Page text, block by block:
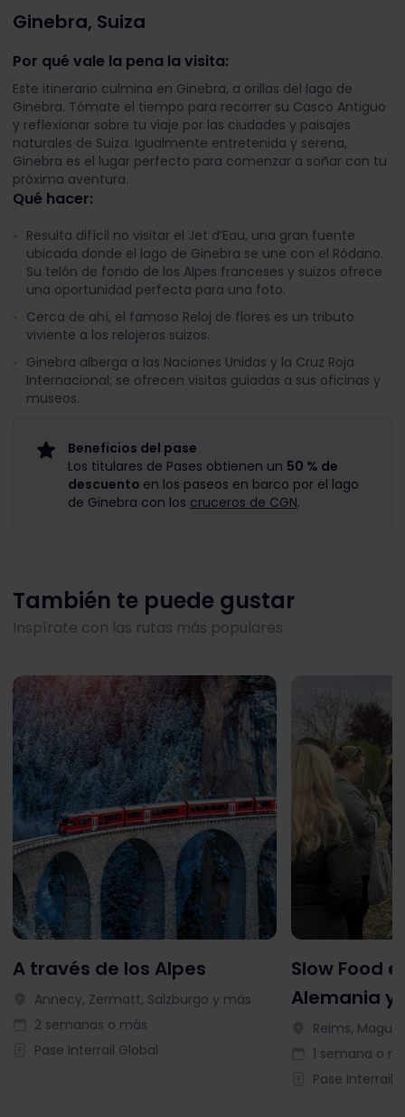
Ginebra, Suiza
Por qué vale la pena la visita:
Este itinerario culmina en Ginebra, a orillas del lago de
Ginebra. Tómate el tiempo para recorrer su Casco Antiguo
y reflexionar sobre tu viaje por las ciudades y paisajes
naturales de Suiza. Igualmente entretenida y serena,
Ginebra es el lugar perfecto para comenzar a soñar con tu
próxima aventura.
Qué hacer:
Resulta difícil no visitar el Jet d’Eau, una gran fuente
ubicada donde el lago de Ginebra se une con el Ródano.
Su telón de fondo de los Alpes franceses y suizos ofrece
una oportunidad perfecta para una foto.
Cerca de ahí, el famoso Reloj de flores es un tributo
viviente a los relojeros suizos.
Ginebra alberga a las Naciones Unidas y la Cruz Roja
Internacional; se ofrecen visitas guiadas a sus oficinas y
museos.
Beneficios del pase
Los titulares de Pases obtienen un 50 % de
descuento en los paseos en barco por el lago
de Ginebra con los cruceros de CGN.
También te puede gustar
Inspírate con las rutas más populares
A través de los Alpes
Annecy, Zermatt, Salzburgo y más
2 semanas o más
Pase Interrail Global
Slow Food
Alemania y
Reims,
1 semana o
Pase Interrail